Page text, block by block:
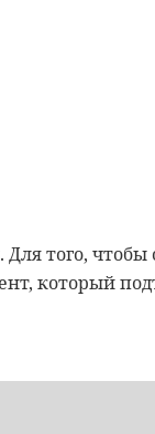
того,
который